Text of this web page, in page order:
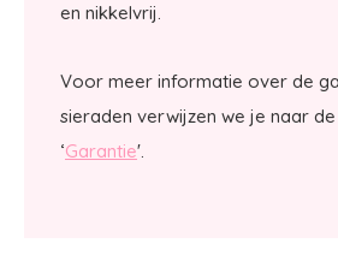
en nikkelvrij.
Voor meer informatie over de
sieraden verwijzen we je naar
‘Garantie'.